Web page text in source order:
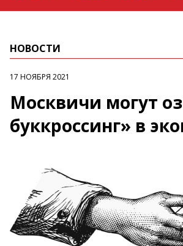
НОВОСТИ
17 НОЯБРЯ 2021
Москвичи могут
буккроссинг» в